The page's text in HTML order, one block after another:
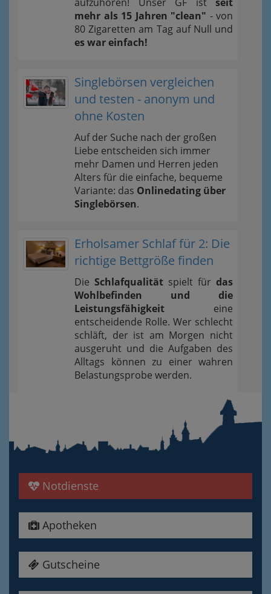
mehr als 15 Jahren "clean" - von
80 Zigaretten am Tag auf Null und
es war einfach!
Singlebörsen vergleichen
und testen - anonym und
ohne Kosten
Auf der Suche nach der großen
Liebe entscheiden sich immer
mehr Damen und Herren jeden
Alters für die einfache, bequeme
Variante: das Onlinedating über
Singlebörsen.
Erholsamer Schlaf für 2: Die
richtige Bettgröße finden
Die Schlafqualität spielt für das
Wohlbefinden und die
Leistungsfähigkeit eine
entscheidende Rolle. Wer schlecht
schläft, der ist am Morgen nicht
ausgeruht und die Aufgaben des
Alltags können zu einer wahren
Belastungsprobe werden.
Notdienste
Apotheken
Gutscheine